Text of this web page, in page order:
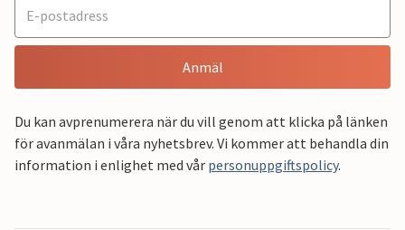
Anmäl
Du kan avprenumerera när du vill genom att klicka på länken
för avanmälan i våra nyhetsbrev. Vi kommer att behandla din
information i enlighet med vår personuppgiftspolicy.